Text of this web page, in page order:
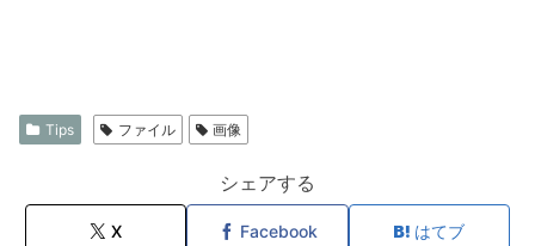
Tips ファイル 画像
シェアする
X Facebook はてブ